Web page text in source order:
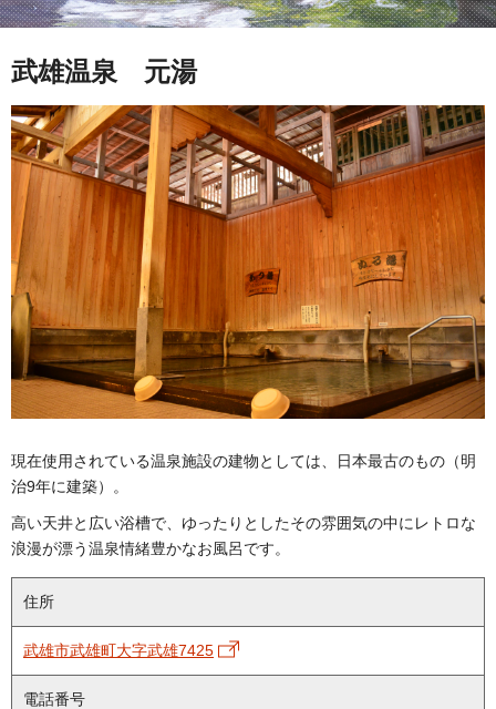
武雄温泉 元湯
現在使用されている温泉施設の建物としては、日本最古のもの（明
治9年に建築）。
高い天井と広い浴槽で、ゆったりとしたその雰囲気の中にレトロな
浪漫が漂う温泉情緒豊かなお風呂です。
住所
武雄市武雄町大字武雄7425
電話番号